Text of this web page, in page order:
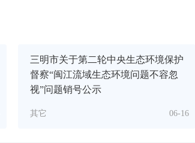
三明市关于第二轮中央生态环境保护
督察“闽江流域生态环境问题不容忽
视”问题销号公示
06-16
其它